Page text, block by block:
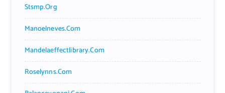
Stsmp.org
Manoelneves.com
Mandelaeffectlibrary.com
Roselynns.com